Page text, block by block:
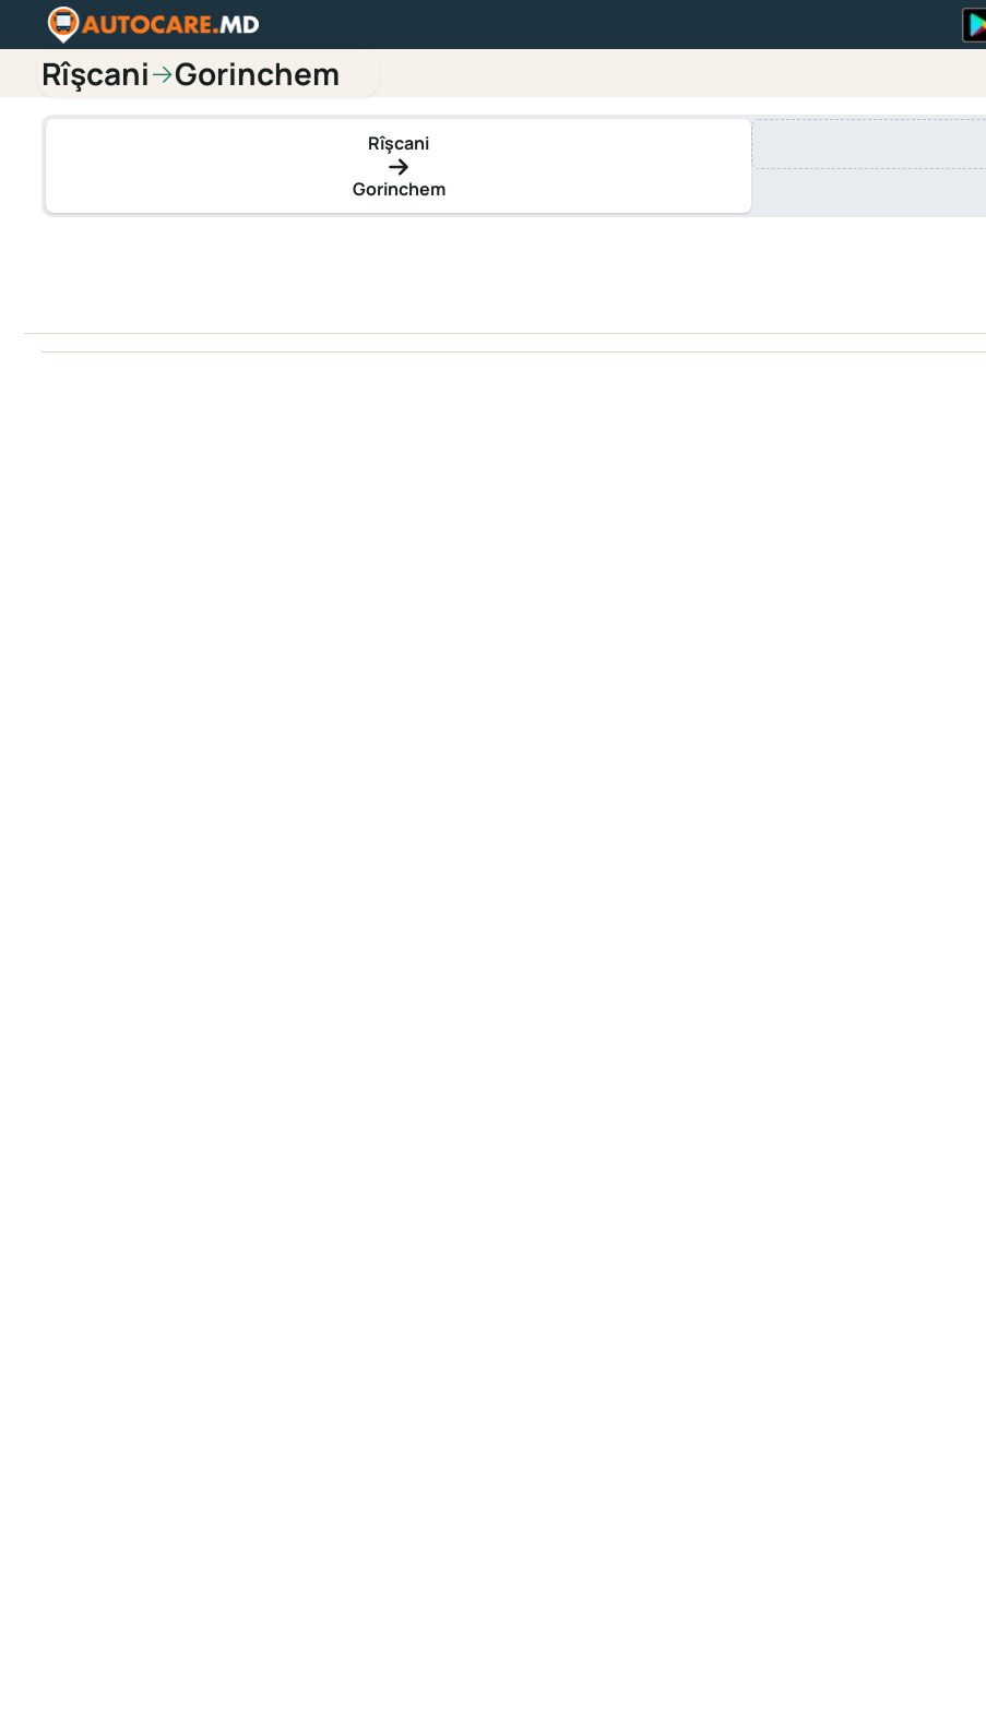
Rîşcani→Gorinchem
Rîşcani
Gorinchem